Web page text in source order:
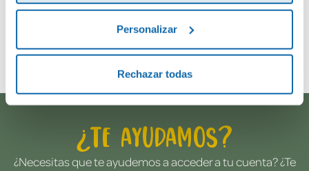
Personalizar
Rechazar todas
¿Te ayudamos?
¿Necesitas que te ayudemos a acceder a tu cuenta? ¿Te